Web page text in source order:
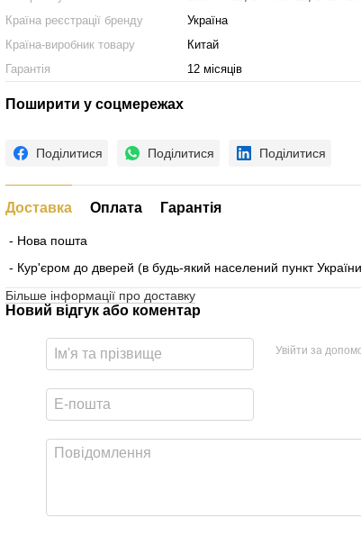
Країна реєстрації бренду
Україна
Країна-виробник товару
Китай
Гарантія
12 місяців
Поширити у соцмережах
Поділитися Поділитися Поділитися
Доставка Оплата Гарантія
- Нова пошта
- Кур'єром до дверей (в будь-який населений пункт
Більше інформації про доставку
Новий відгук або коментар
Увійти за